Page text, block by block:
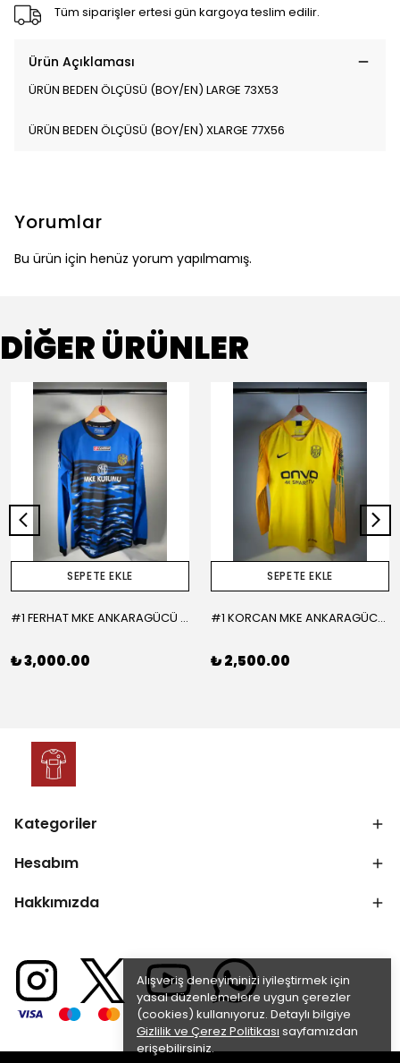
Alışveriş deneyiminizi iyileştirmek için
yasal düzenlemelere uygun çerezler
(cookies) kullanıyoruz. Detaylı bilgiye
Gizlilik ve Çerez Politikası sayfamızdan
erişebilirsiniz.
Tüm siparişler ertesi gün kargoya teslim edilir.
Ürün Açıklaması
ÜRÜN BEDEN ÖLÇÜSÜ (BOY/EN) LARGE 73X53
ÜRÜN BEDEN ÖLÇÜSÜ (BOY/EN) XLARGE 77X56
Yorumlar
Bu ürün için henüz yorum yapılmamış.
DİĞER ÜRÜNLER
SEPETE EKLE
#1 FERHAT MKE ANKARAGÜCÜ 2015-2016 KALECİ - LARGE
₺ 3,000.00
SEPETE EKLE
#1 KORCAN MKE ANKARAGÜCÜ 2019-2020 KALECİ - MEDIUM
₺ 2,500.00
Kategoriler
Hesabım
Hakkımızda